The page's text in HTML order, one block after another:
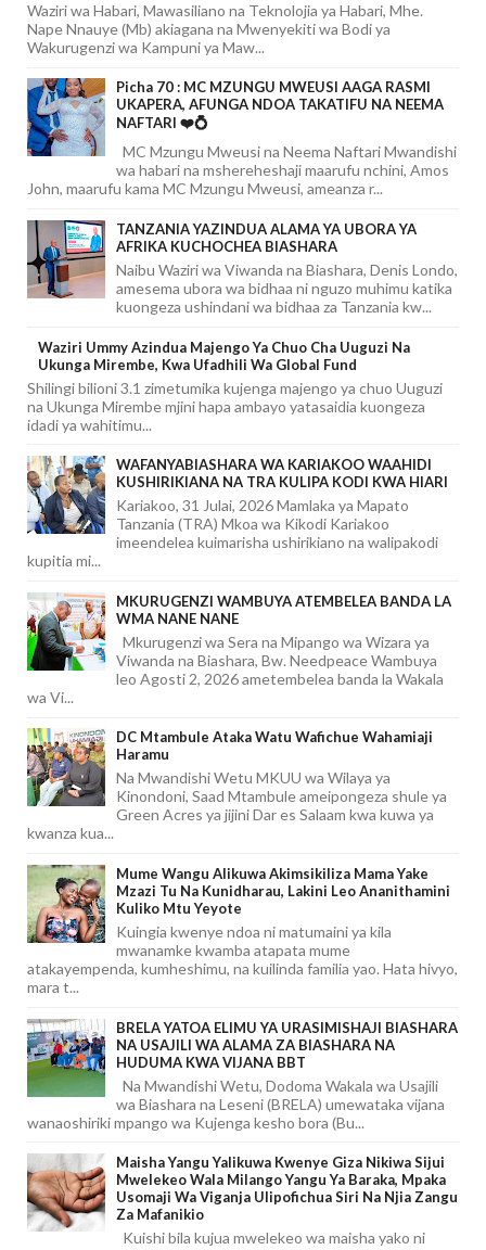
Waziri wa Habari, Mawasiliano na Teknolojia ya Habari, Mhe.
Nape Nnauye (Mb) akiagana na Mwenyekiti wa Bodi ya
Wakurugenzi wa Kampuni ya Maw...
Picha 70 : MC MZUNGU MWEUSI AAGA RASMI
UKAPERA, AFUNGA NDOA TAKATIFU NA NEEMA
NAFTARI ❤️💍
MC Mzungu Mweusi na Neema Naftari Mwandishi
wa habari na mshereheshaji maarufu nchini, Amos
John, maarufu kama MC Mzungu Mweusi, ameanza r...
TANZANIA YAZINDUA ALAMA YA UBORA YA
AFRIKA KUCHOCHEA BIASHARA
Naibu Waziri wa Viwanda na Biashara, Denis Londo,
amesema ubora wa bidhaa ni nguzo muhimu katika
kuongeza ushindani wa bidhaa za Tanzania kw...
Waziri Ummy Azindua Majengo Ya Chuo Cha Uuguzi Na
Ukunga Mirembe, Kwa Ufadhili Wa Global Fund
Shilingi bilioni 3.1 zimetumika kujenga majengo ya chuo Uuguzi
na Ukunga Mirembe mjini hapa ambayo yatasaidia kuongeza
idadi ya wahitimu...
WAFANYABIASHARA WA KARIAKOO WAAHIDI
KUSHIRIKIANA NA TRA KULIPA KODI KWA HIARI
Kariakoo, 31 Julai, 2026 Mamlaka ya Mapato
Tanzania (TRA) Mkoa wa Kikodi Kariakoo
imeendelea kuimarisha ushirikiano na walipakodi
kupitia mi...
MKURUGENZI WAMBUYA ATEMBELEA BANDA LA
WMA NANE NANE
Mkurugenzi wa Sera na Mipango wa Wizara ya
Viwanda na Biashara, Bw. Needpeace Wambuya
leo Agosti 2, 2026 ametembelea banda la Wakala
wa Vi...
DC Mtambule Ataka Watu Wafichue Wahamiaji
Haramu
Na Mwandishi Wetu MKUU wa Wilaya ya
Kinondoni, Saad Mtambule ameipongeza shule ya
Green Acres ya jijini Dar es Salaam kwa kuwa ya
kwanza kua...
Mume Wangu Alikuwa Akimsikiliza Mama Yake
Mzazi Tu Na Kunidharau, Lakini Leo Ananithamini
Kuliko Mtu Yeyote
Kuingia kwenye ndoa ni matumaini ya kila
mwanamke kwamba atapata mume
atakayempenda, kumheshimu, na kuilinda familia yao. Hata hivyo,
mara t...
BRELA YATOA ELIMU YA URASIMISHAJI BIASHARA
NA USAJILI WA ALAMA ZA BIASHARA NA
HUDUMA KWA VIJANA BBT
Na Mwandishi Wetu, Dodoma Wakala wa Usajili
wa Biashara na Leseni (BRELA) umewataka vijana
wanaoshiriki mpango wa Kujenga kesho bora (Bu...
Maisha Yangu Yalikuwa Kwenye Giza Nikiwa Sijui
Mwelekeo Wala Milango Yangu Ya Baraka, Mpaka
Usomaji Wa Viganja Ulipofichua Siri Na Njia Zangu
Za Mafanikio
Kuishi bila kujua mwelekeo wa maisha yako ni